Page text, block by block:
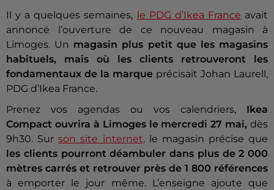
Il y a quelques semaines, le PDG d’Ikea France avait
annoncé l’ouverture de ce nouveau magasin à
Limoges. Un magasin plus petit que les magasins
habituels, mais où les clients retrouveront les
fondamentaux de la marque précisait Johan Laurell,
PDG d’Ikea France.
Prenez vos agendas ou vos calendriers, Ikea
Compact ouvrira à Limoges le mercredi 27 mai, dès
9h30. Surson site internet,le magasin précise que
les clients pourront déambuler dans plus de 2 000
mètres carrés et retrouver près de 1 800 références
à emporter le jour même. L’enseigne ajoute que